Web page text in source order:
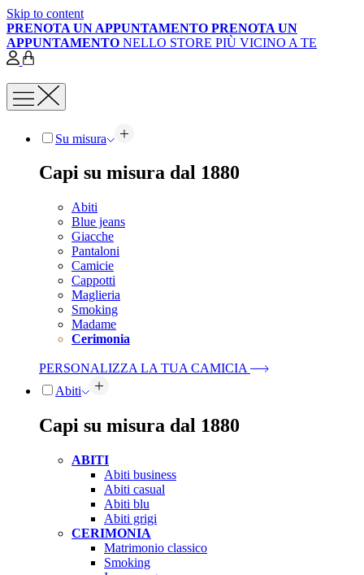
Skip to content
PRENOTA UN APPUNTAMENTO PRENOTA UN
APPUNTAMENTO NELLO STORE PIÙ VICINO A TE
Su misura
Capi su misura dal 1880
Abiti
Blue jeans
Giacche
Pantaloni
Camicie
Cappotti
Maglieria
Smoking
Madame
Cerimonia
PERSONALIZZA LA TUA CAMICIA
Abiti
Capi su misura dal 1880
ABITI
Abiti business
Abiti casual
Abiti blu
Abiti grigi
CERIMONIA
Matrimonio classico
Smoking